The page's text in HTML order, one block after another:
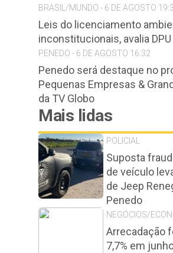
BRASIL/MUNDO - 6 DE AGOSTO
Leis do licenciamento
inconstitucionais, avalia DPU
PENEDO - 6 DE AGOSTO 16:32
Penedo será destaque no
Pequenas Empresas &
da TV Globo
Mais lidas
POLICIAL
Suposta
de veículo
de Jeep
Penedo
NEGÓCIOS/
Arrecadação
7,7% em